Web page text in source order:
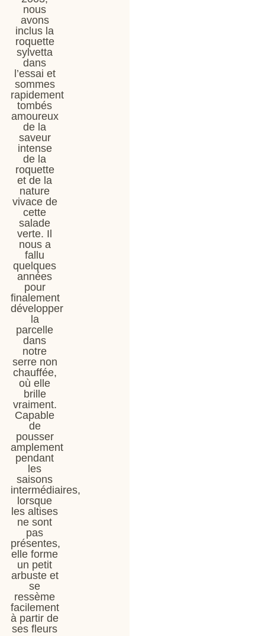
nous
avons
inclus la
roquette
sylvetta
dans
l’essai et
sommes
rapidement
tombés
amoureux
de la
saveur
intense
de la
roquette
et de la
nature
vivace de
cette
salade
verte. Il
nous a
fallu
quelques
années
pour
finalement
développer
la
parcelle
dans
notre
serre non
chauffée,
où elle
brille
vraiment.
Capable
de
pousser
amplement
pendant
les
saisons
intermédiaires,
lorsque
les altises
ne sont
pas
présentes,
elle forme
un petit
arbuste et
se
ressème
facilement
à partir de
ses fleurs